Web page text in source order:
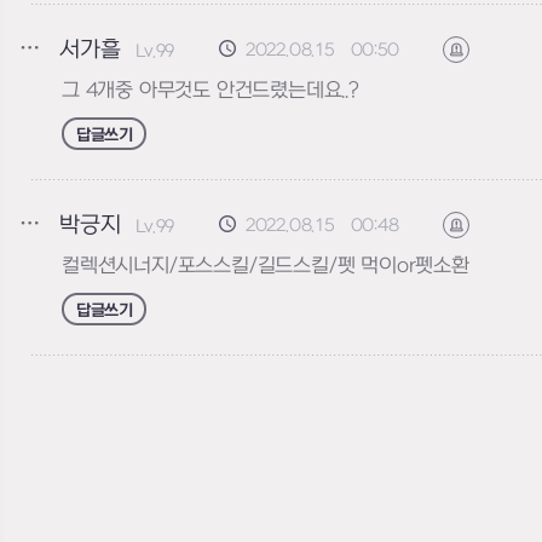
서가흘 Lv.99 2022.08.15 00:50 신고하기
그 4개중 아무것도 안건드렸는데요..?
답글쓰기
박긍지 Lv.99 2022.08.15 00:48 신고하기
컬렉션시너지/포스스킬/길드스킬/펫 먹이or펫소환
답글쓰기